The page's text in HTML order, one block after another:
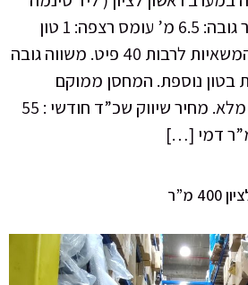
סיטי) שטח: 1,800 מ”ר גובה: 6.5 מ’ עומס רצפה: 1 טון
למ”ר. גישה לכל סוגי המשאיות לרבות 40 פיט. משווה גובה
בטון נוספת. המחסן ממוקם
בקומה א’ כולל מידוף מלא. מחיר שיווק שכ”ד חודשי : 55
מ”ר